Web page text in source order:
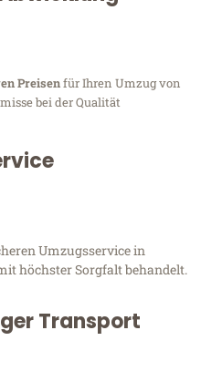
Preisenfür Ihren Umzug von
bei der Qualität
Umzugsservice in
höchster Sorgfalt behandelt.
Transport